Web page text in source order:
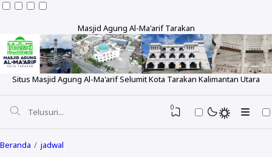
Masjid Agung Al-Ma'arif Tarakan
Situs Masjid Agung Al-Ma'arif Selumit Kota Tarakan Kalimantan Utara
0
Beranda jadwal